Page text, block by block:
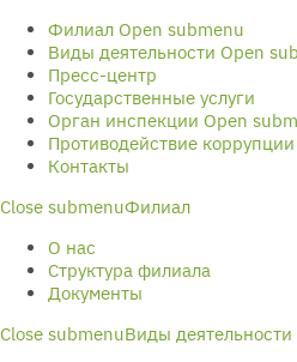
Филиал Open submenu
Виды деятельности Open
Пресс-центр
Государственные услуги
Орган инспекции Open
Противодействие коррупции
Контакты
Close submenuФилиал
О нас
Структура филиала
Документы
Close submenuВиды деятельности